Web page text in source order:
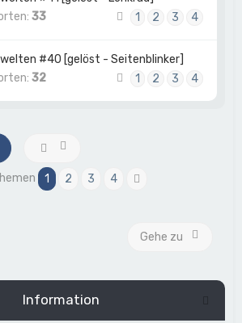
33 1 2 3 4
#40 [gelöst - Seitenblinker]
32 1 2 3 4
1 2 3 4
Gehe zu
Information